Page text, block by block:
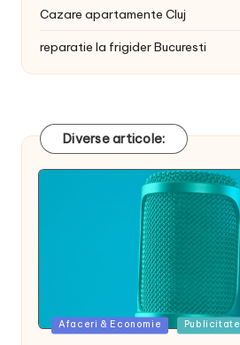
Cazare apartamente Cluj
reparatie la frigider Bucuresti
Diverse articole:
Posted
Afaceri & Economie